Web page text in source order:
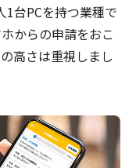
1台PCを持つ業種で
からの申請をおこ
高さは重視しまし